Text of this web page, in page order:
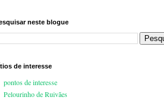
neste blogue
de interesse
pontos de interesse
Pelourinho de Ruivães